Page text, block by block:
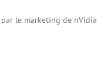
le marketing de nVidia